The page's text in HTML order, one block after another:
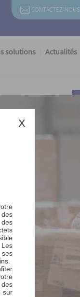
CONTACTEZ-NOUS
solutions Actualités
X
sur